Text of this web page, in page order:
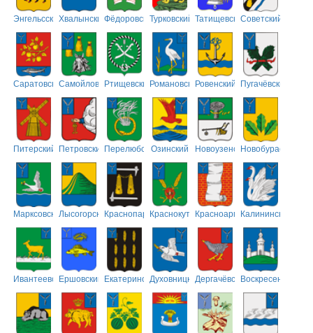
ЭнгельсскийХвалынскийФёдоровскийТурковский ТатищевскийСоветский
СаратовскийСамойловскийРтищевскийРомановскийРовенский Пугачёвский
Питерский ПетровскийПерелюбскийОзинский НовоузенскийНовобурасский
МарксовскийЛысогорскийКраснопартизанский
КраснокутскийКрасноармейский
Калининский
ИвантеевскийЕршовский ЕкатериновскийДуховницкийДергачёвскийВоскресенский